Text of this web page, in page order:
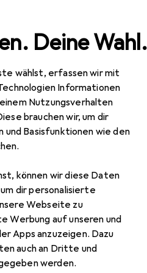
Deine Wahl.
wählst, erfassen wir mit
Informationen
Nutzungsverhalten
brauchen wir, um dir
und Basisfunktionen wie den
können wir diese Daten
dir personalisierte
Webseite zu
Werbung auf unseren und
Apps anzuzeigen. Dazu
auch an Dritte und
werden.
Haushalt Sohlen